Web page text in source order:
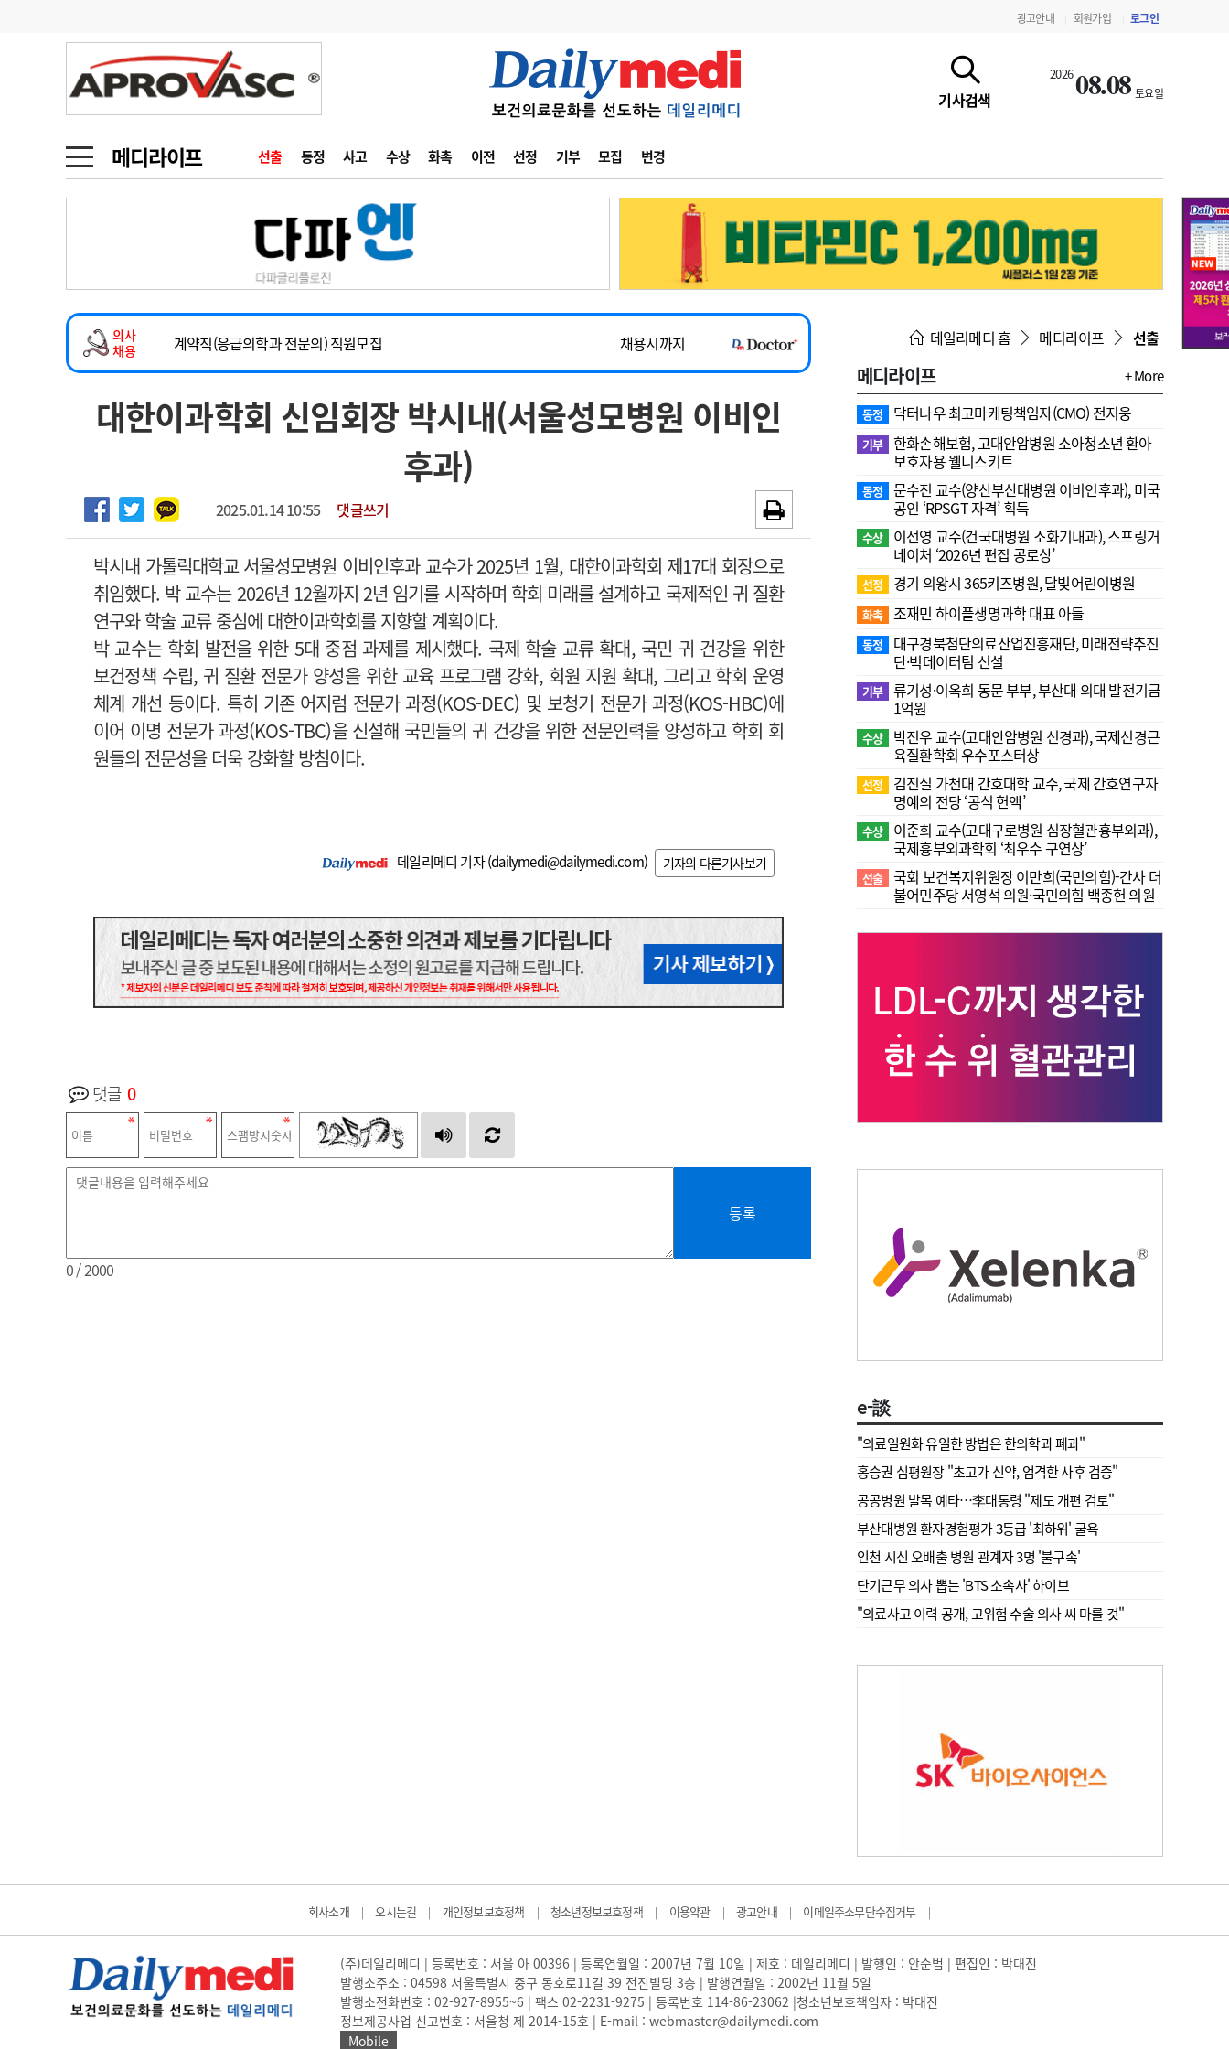
광고안내 회원가입 로그인
기사검색
202608.08 토요일
메디라이프 선출 동정 사고 수상 화촉 이전 선정 기부 모집 변경
금주의 검색어
1
의사인력 수급 추계
2
성분명 처방
3
AI의료
4
전공의 모집 결과
6
관리급여 실시
지필공 지원책
수련환경 개선
의과대학 입시
메디인포 인사 사고
오피니언 칼럼 수첩
인물 피플
동영상뉴스
포토뉴스
메디 Hospital 지역병원 중소병원
인포메이션 행정처분 판례 정책/통계 공시 지침·기준·평가 약제급여 심사 결과
고객센터 회사소개 법적고지 광고안내
의사
채용
2026년 하반기 인턴 모집
~2026-08-31
마취통증의학과 임기제 임상의사 채용
채용시까지
계약직(응급의학과 전문의) 직원모집
채용시까지
하반기 전공의(레지던트1년차) 모집
~2026-08-15
2026년 하반기 인턴 모집
~2026-08-31
대한이과학회 신임회장 박시내(서울성모병원 이비인
후과)
2025.01.14 10:55 댓글쓰기
박시내 가톨릭대학교 서울성모병원 이비인후과 교수가 2025년 1월, 대한이과학회 제17대 회장으로
취임했다. 박 교수는 2026년 12월까지 2년 임기를 시작하며 학회 미래를 설계하고 국제적인 귀 질환
연구와 학술 교류 중심에 대한이과학회를 지향할 계획이다.
박 교수는 학회 발전을 위한 5대 중점 과제를 제시했다. 국제 학술 교류 확대, 국민 귀 건강을 위한
보건정책 수립, 귀 질환 전문가 양성을 위한 교육 프로그램 강화, 회원 지원 확대, 그리고 학회 운영
체계 개선 등이다. 특히 기존 어지럼 전문가 과정(KOS-DEC) 및 보청기 전문가 과정(KOS-HBC)에
이어 이명 전문가 과정(KOS-TBC)을 신설해 국민들의 귀 건강을 위한 전문인력을 양성하고 학회 회
원들의 전문성을 더욱 강화할 방침이다.
데일리메디 기자 (dailymedi@dailymedi.com) 기자의 다른기사보기
댓글 0
등록
0/ 2000
데일리메디 홈 메디라이프 선출
메디라이프 + More
동정 닥터나우 최고마케팅책임자(CMO) 전지웅
기부 한화손해보험, 고대안암병원 소아청소년 환아
보호자용 웰니스키트
동정
문수진 교수( 양산부산대병원 이비인후과), 미국
공인 ‘RPSGT 자격’ 획득
수상
이선영 교수(건국대병원 소화기내과), 스프링거
네이처 ‘2026년 편집 공로상’
선정 경기 의왕시 365키즈병원, 달빛어린이병원
화촉 조재민 하이플생명과학 대표 아들
동정
대구경북첨단의료산업진흥재단, 미래전략추진
단·빅데이터팀 신설
기부 류기성·이옥희 동문 부부, 부산대 의대 발전기금
1억원
수상
박진우 교수(고대안암병원 신경과), 국제신경근
육질환학회 우수포스터상
선정
김진실 가천대 간호대학 교수, 국제 간호연구자
명예의 전당 ‘공식 헌액’
수상
이준희 교수(고대구로병원 심장혈관흉부외과),
국제흉부외과학회 ‘최우수 구연상’
선출 국회 보건복지위원장 이만희(국민의힘)-간사 더
불어민주당 서영석 의원·국민의힘 백종헌 의원
e-談
"의료일원화 유일한 방법은 한의학과 폐과"
홍승권 심평원장 " 초고가 신약, 엄격한 사후 검증"
공공병원 발목 예타…李대통령 "제도 개편 검토"
부산대병원 환자경험평가 3등급 '최하위' 굴욕
인천 시신 오배출 병원 관계자 3명 '불구속'
단기근무 의사 뽑는 'BTS 소속사' 하이브
"의료사고 이력 공개, 고위험 수술 의사 씨 마를 것"
회사소개 | 오시는길 | 개인정보보호정책 | 청소년정보보호정책 | 이용약관 | 광고안내 | 이메일주소무단수집거부 |
(주)데일리메디 | 등록번호 : 서울 아 00396 | 등록연월일 : 2007년 7월 10일 | 제호 : 데일리메디 | 발행인 : 안순범 | 편집인 : 박대진
발행소주소 : 04598 서울특별시 중구 동호로11길 39 전진빌딩 3층 | 발행연월일 : 2002년 11월 5일
발행소전화번호 : 02-927-8955~6 | 팩스 02-2231-9275 | 등록번호 114-86-23062 |청소년보호책임자 : 박대진
정보제공사업 신고번호 : 서울청 제 2014-15호 | E-mail : webmaster@dailymedi.com
Mobile